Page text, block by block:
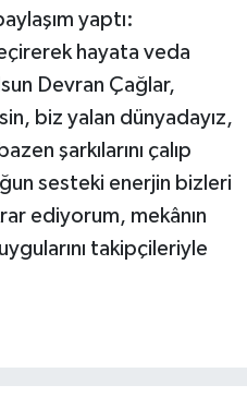
yaptı:
hayata veda
Devran Çağlar,
biz yalan dünyadayız,
şarkılarını çalıp
sesteki enerjin bizleri
ediyorum, mekânın
takipçileriyle